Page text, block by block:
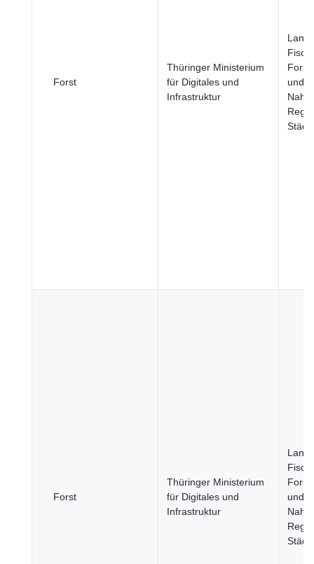
Forst
Thüringer Ministerium
für Digitales und
Infrastruktur
und
Forst
Thüringer Ministerium
für Digitales und
Infrastruktur
und